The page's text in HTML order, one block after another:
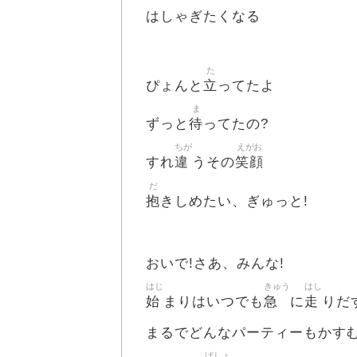
はしゃぎたくなる
ぴょんと 立
た
ってたよ
ずっと 待
ま
ってたの?
すれ違
ちが
うその笑顔
えがお
抱
だ
きしめたい、ぎゅっと!
おいで!さあ、みんな!
始
はじ
まりはいつでも急
きゅう
に走
はし
りだ
まるでどんなパーティーもかす